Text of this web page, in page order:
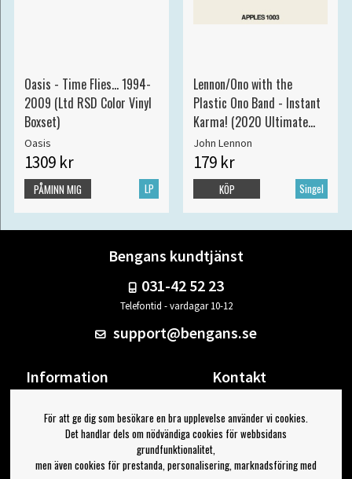
Oasis - Time Flies... 1994-
2009 (Ltd RSD Color Vinyl
Boxset)
Oasis
1309 kr
LP
PÅMINN MIG
Lennon/Ono with the
Plastic Ono Band - Instant
Karma! (2020 Ultimate
Mixes 7" S
John Lennon
179 kr
Singel
KÖP
Bengans kundtjänst
031-42 52 23
Telefontid - vardagar 10-12
support@bengans.se
Information
Om Bengans
FAQ / Köp- & Leveransvillkor
Kontakt
Din sida
Logga ut
För att ge dig som besökare en bra upplevelse använder vi cookies.
Det handlar dels om nödvändiga cookies för webbsidans
grundfunktionalitet,
men även cookies för prestanda, personalisering, marknadsföring med